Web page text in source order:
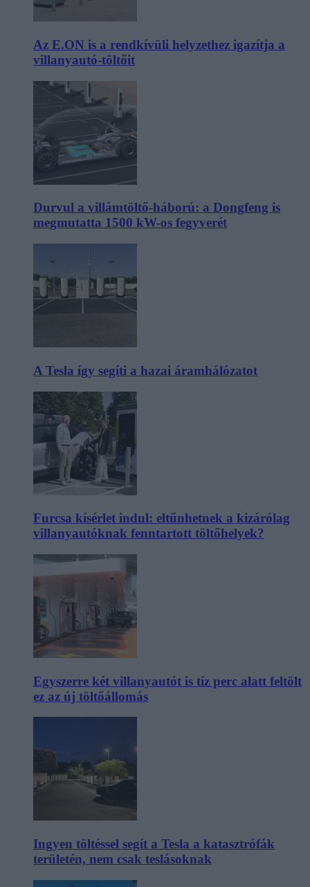
Az E.ON is a rendkívüli helyzethez igazítja a
villanyautó-töltőit
Durvul a villámtöltő-háború: a Dongfeng is
megmutatta 1500 kW-os fegyverét
A Tesla így segíti a hazai áramhálózatot
Furcsa kísérlet indul: eltűnhetnek a kizárólag
villanyautóknak fenntartott töltőhelyek?
Egyszerre két villanyautót is tíz perc alatt feltölt
ez az új töltőállomás
Ingyen töltéssel segít a Tesla a katasztrófák
területén, nem csak teslásoknak